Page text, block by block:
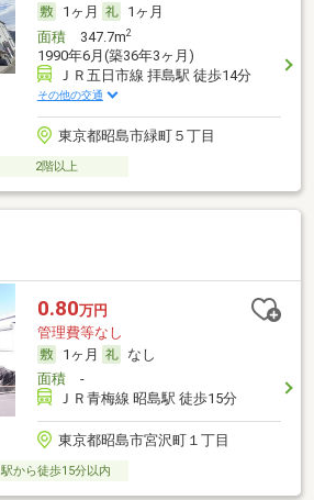
1ヶ月
1ヶ月
面積347.7m2
1990年6月(築36年3ヶ月)
ＪＲ五日市線 拝島駅 徒歩14分
その他の交通
東京都昭島市緑町５丁目
2階以上
0.80万円
管理費等なし
1ヶ月
なし
面積-
ＪＲ青梅線 昭島駅 徒歩15分
東京都昭島市宮沢町１丁目
駅から徒歩15分以内